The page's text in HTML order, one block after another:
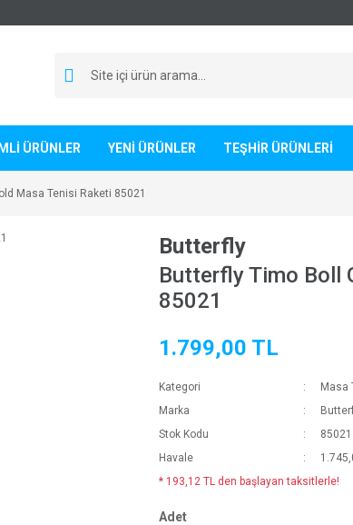
ÜRÜNLER YENİ ÜRÜNLER TEŞHİR ÜRÜNLERİ
Masa Tenisi Raketi 85021
Butterfly
Butterfly Timo Boll
85021
1.799,00 TL
Kategori Masa
Marka
Stok Kodu
85021
Havale
* 193,12 TL den başlayan taksitlerle!
Adet